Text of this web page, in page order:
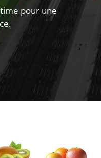
pour une